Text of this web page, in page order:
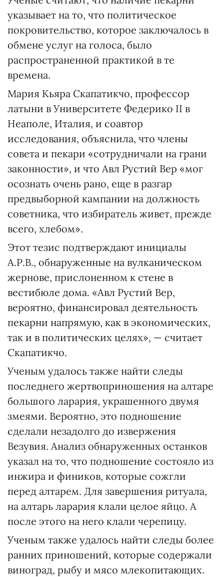
указывает на то, что политическое
покровительство, которое заключалось в
обмене услуг на голоса, было
распространенной практикой в те
времена.
Мария Кьяра Скапатикчо, профессор
латыни в Университете Федерико II в
Неаполе, Италия, и соавтор
исследования, объяснила, что члены
совета и пекари «сотрудничали на грани
законности», и что Авл Рустий Вер «мог
осознать очень рано, еще в разгар
предвыборной кампании на должность
советника, что избиратель живет, прежде
всего, хлебом».
Этот тезис подтверждают инициалы
А.Р.В., обнаруженные на вулканическом
жернове, прислоненном к стене в
вестибюле дома. «Авл Рустий Вер,
вероятно, финансировал деятельность
пекарни напрямую, как в экономических,
так и в политических целях», — считает
Скапатикчо.
Ученым удалось также найти следы
последнего жертвоприношения на алтаре
большого ларария, украшенного двумя
змеями. Вероятно, это подношение
сделали незадолго до извержения
Везувия. Анализ обнаруженных останков
указал на то, что подношение состояло из
инжира и фиников, которые сожгли
перед алтарем. Для завершения ритуала,
на алтарь ларария клали целое яйцо. А
после этого на него клали черепицу.
Ученым также удалось найти следы более
ранних приношений, которые содержали
виноград, рыбу и мясо млекопитающих.